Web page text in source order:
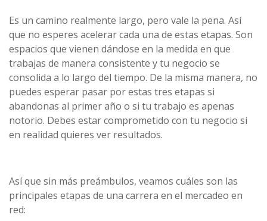
Es un camino realmente largo, pero vale la pena. Así
que no esperes acelerar cada una de estas etapas. Son
espacios que vienen dándose en la medida en que
trabajas de manera consistente y tu negocio se
consolida a lo largo del tiempo. De la misma manera, no
puedes esperar pasar por estas tres etapas si
abandonas al primer año o si tu trabajo es apenas
notorio. Debes estar comprometido con tu negocio si
en realidad quieres ver resultados.
Así que sin más preámbulos, veamos cuáles son las
principales etapas de una carrera en el mercadeo en
red: